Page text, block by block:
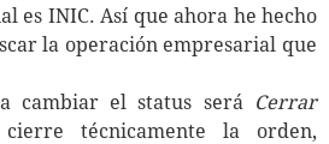
es INIC. Así que ahora he hecho
la operación empresarial que
cambiar el status será Cerrar
técnicamente la orden,